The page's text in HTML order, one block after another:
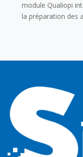
module Qualiopi
la préparation des